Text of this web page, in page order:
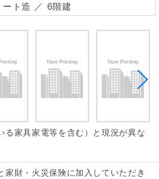
ート造 ／ 6階建
家具家電等を含む）と現況が異な
財・火災保険に加入していただき